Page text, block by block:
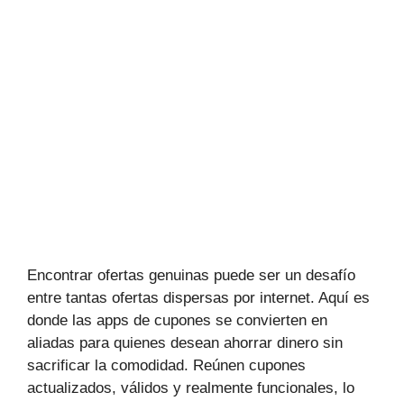
Encontrar ofertas genuinas puede ser un desafío
entre tantas ofertas dispersas por internet. Aquí es
donde las apps de cupones se convierten en
aliadas para quienes desean ahorrar dinero sin
sacrificar la comodidad. Reúnen cupones
actualizados, válidos y realmente funcionales, lo